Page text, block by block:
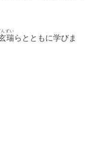
瑞
んずい
らとともに学びま